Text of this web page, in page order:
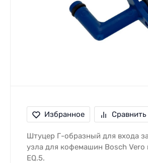
Избранное Сравнить
Штуцер Г-образный для входа
узла для кофемашин Bosch Vero
EQ.5.